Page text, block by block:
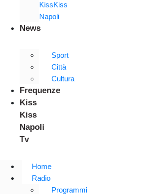
KissKiss
Napoli
News
Sport
Città
Cultura
Frequenze
Kiss
Kiss
Napoli
Tv
Home
Radio
Programmi